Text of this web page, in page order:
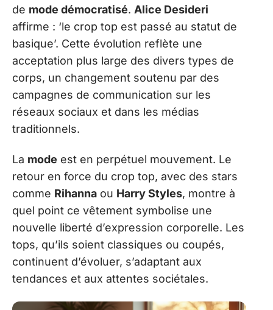
de mode démocratisé. Alice Desideri
affirme : ‘le crop top est passé au statut de
basique’. Cette évolution reflète une
acceptation plus large des divers types de
corps, un changement soutenu par des
campagnes de communication sur les
réseaux sociaux et dans les médias
traditionnels.
La mode est en perpétuel mouvement. Le
retour en force du crop top, avec des stars
comme Rihanna ou Harry Styles, montre à
quel point ce vêtement symbolise une
nouvelle liberté d’expression corporelle. Les
tops, qu’ils soient classiques ou coupés,
continuent d’évoluer, s’adaptant aux
tendances et aux attentes sociétales.